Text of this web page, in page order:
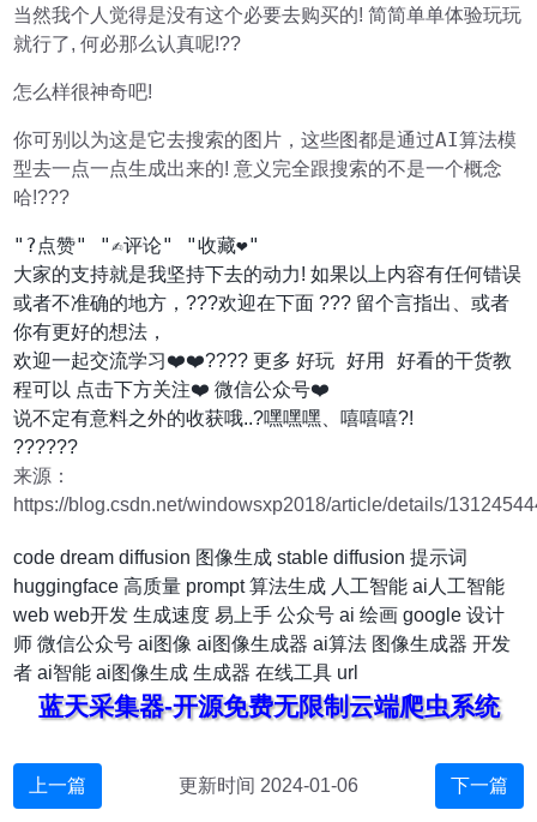
当然我个人觉得是没有这个必要去购买的! 简简单单体验玩玩
就行了, 何必那么认真呢!??
怎么样很神奇吧!
你可别以为这是它去搜索的图片，这些图都是通过AI算法模
型去一点一点生成出来的! 意义完全跟搜索的不是一个概念
哈!???
"?点赞" "✍️评论" "收藏❤️"
大家的支持就是我坚持下去的动力! 如果以上内容有任何错误
或者不准确的地方，???欢迎在下面 ??? 留个言指出、或者
你有更好的想法，
欢迎一起交流学习❤️❤️???? 更多好玩 好用 好看的干货教
程可以 点击下方关注❤️ 微信公众号❤️
说不定有意料之外的收获哦..?嘿嘿嘿、嘻嘻嘻?!
??????
来源：
https://blog.csdn.net/windowsxp2018/article/details/
code dream diffusion 图像生成 stable diffusion 提示词
huggingface 高质量 prompt 算法生成 人工智能 ai人工智能
web web开发 生成速度 易上手 公众号 ai 绘画 google 设计
师 微信公众号 ai图像 ai图像生成器 ai算法 图像生成器 开发
者 ai智能 ai图像生成 生成器 在线工具 url
蓝天采集器-开源免费无限制云端爬虫系统
上一篇 更新时间 2024-01-06 下一篇